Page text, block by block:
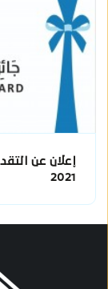
إعلان عن
2021